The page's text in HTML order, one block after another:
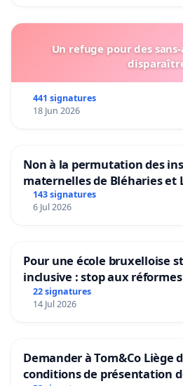
Un refuge pour des
441 signatures
18 Jun 2026
Non à la permutation des
maternelles de Bléharies et
Préservons la stabilité de
143 signatures
6 Jul 2026
Pour une école bruxelloise
inclusive : stop aux
primaire
22 signatures
14 Jul 2026
Demander à Tom&Co Liège
conditions de présentation